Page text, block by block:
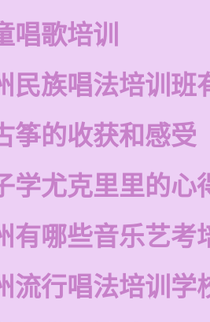
唱歌培训
民族唱法培训班
筝的收获和感受
学尤克里里的心
有哪些音乐艺考
流行唱法培训学